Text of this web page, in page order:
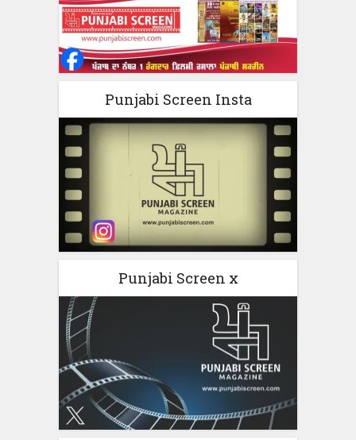
Punjabi Screen Insta
Punjabi Screen x